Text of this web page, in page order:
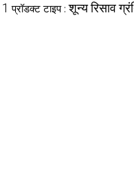
1 प्रॉडक्ट टाइप :शून्य रिसाव